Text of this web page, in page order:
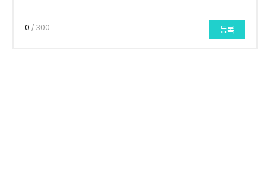
0 / 300 등록